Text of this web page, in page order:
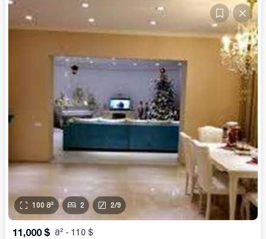
100 მ² 2 2/9
11,000 $ მ² - 110 $